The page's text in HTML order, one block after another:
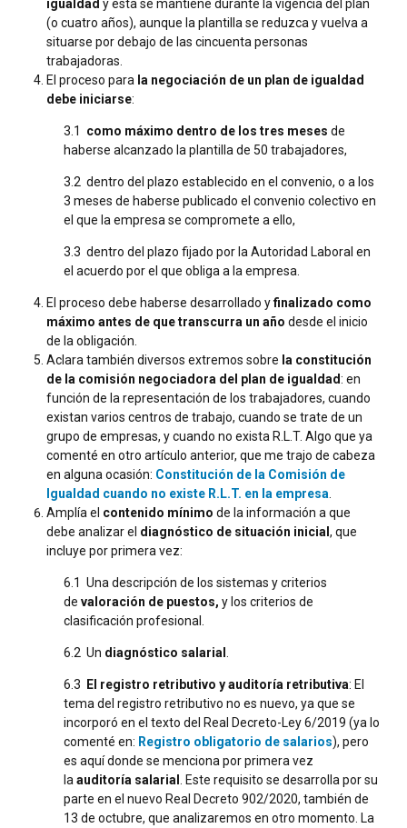
igualdad y esta se mantiene durante la vigencia del plan
(o cuatro años), aunque la plantilla se reduzca y vuelva a
situarse por debajo de las cincuenta personas
trabajadoras.
El proceso para la negociación de un plan de igualdad
debe iniciarse:
3.1 como máximo dentro de los tres meses de
haberse alcanzado la plantilla de 50 trabajadores,
3.2 dentro del plazo establecido en el convenio, o a los
3 meses de haberse publicado el convenio colectivo en
el que la empresa se compromete a ello,
3.3 dentro del plazo fijado por la Autoridad Laboral en
el acuerdo por el que obliga a la empresa.
El proceso debe haberse desarrollado yfinalizado como
máximo antes de que transcurra un año desde el inicio
de la obligación.
Aclara también diversos extremos sobre la constitución
de la comisión negociadora del plan de igualdad: en
función de la representación de los trabajadores, cuando
existan varios centros de trabajo, cuando se trate de un
grupo de empresas, y cuando no exista R.L.T. Algo que ya
comenté en otro artículo anterior, que me trajo de cabeza
en alguna ocasión: Constitución de la Comisión de
Igualdad cuando no existe R.L.T. en la empresa
Amplía el contenido mínimo de la información a que
debe analizar el diagnóstico de situación inicial, que
incluye por primera vez:
6.1 Una descripción de los sistemas y criterios
de valoración de puestos, y los criterios de
clasificación profesional.
6.2 Un diagnóstico salarial
6.3 El registro retributivo y auditoría retributiva: El
tema del registro retributivo no es nuevo, ya que se
incorporó en el texto del Real Decreto-Ley 6/2019 (ya lo
comenté en: Registro obligatorio de salarios), pero
es aquí donde se menciona por primera vez
la auditoría salarial . Este requisito se desarrolla por su
parte en el nuevo Real Decreto 902/2020, también de
13 de octubre, que analizaremos en otro momento. La